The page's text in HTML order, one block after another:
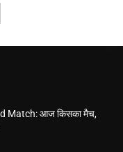
Match: आज किसका मैच,